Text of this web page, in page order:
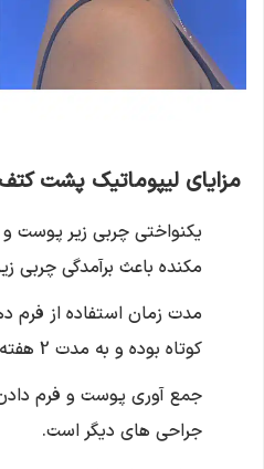
مزایای لیپوماتیک پشت کتف
یکنواختی چربی زیر پوست
مکنده باعث برآمدگی چربی
مدت زمان استفاده از فرم
کوتاه بوده و به مدت 2 هفته ادامه دارد.
جمع آوری پوست و فرم
جراحی های دیگر است.